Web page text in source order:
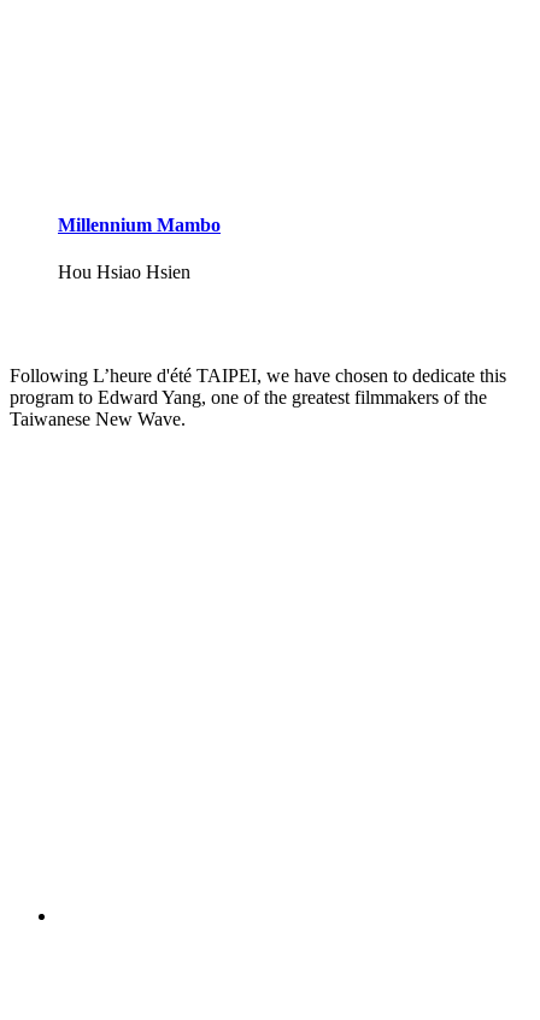
Millennium Mambo
Hou Hsiao Hsien
Following L’heure d'été TAIPEI, we have chosen to dedicate this
program to Edward Yang, one of the greatest filmmakers of the
Taiwanese New Wave.